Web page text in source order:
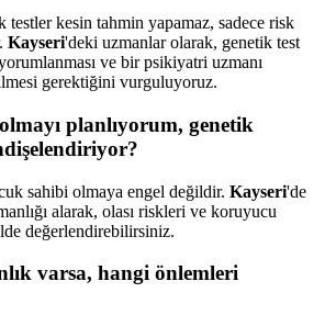
testler kesin tahmin yapamaz, sadece risk
Kayseri'deki uzmanlar olarak, genetik test
ve bir psikiyatri uzmanı
gerektiğini vurguluyoruz.
planlıyorum, genetik
sahibi olmaya engel değildir. Kayseri'de
alarak, olası riskleri ve koruyucu
değerlendirebilirsiniz.
varsa, hangi önlemleri